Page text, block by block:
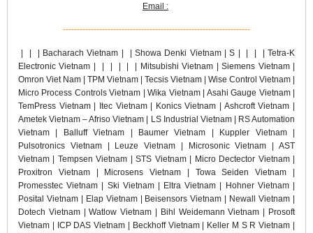
Email :
-------------------------------------------------------------------
Bacharach Vietnam | Showa Denki Vietnam | S
| Tetra-K
Electronic Vietnam |
| Mitsubishi Vietnam | Siemens Vietnam |
Omron Viet Nam | TPM Vietnam | Tecsis Vietnam | Wise Control Vietnam |
Micro Process Controls Vietnam | Wika Vietnam | Asahi Gauge Vietnam |
TemPress Vietnam | Itec Vietnam | Konics Vietnam | Ashcroft Vietnam |
Ametek Vietnam – Afriso Vietnam | LS Industrial Vietnam | RS Automation
Vietnam | Balluff Vietnam | Baumer Vietnam | Kuppler Vietnam |
Pulsotronics Vietnam | Leuze Vietnam | Microsonic Vietnam | AST
Vietnam | Tempsen Vietnam | STS Vietnam | Micro Dectector Vietnam |
Proxitron Vietnam | Microsens Vietnam | Towa Seiden Vietnam |
Promesstec Vietnam | Ski Vietnam | Eltra Vietnam | Hohner Vietnam |
Posital Vietnam | Elap Vietnam | Beisensors Vietnam | Newall Vietnam |
Dotech Vietnam | Watlow Vietnam | Bihl Weidemann Vietnam | Prosoft
Vietnam | ICP DAS Vietnam | Beckhoff Vietnam | Keller M S R Vietnam |